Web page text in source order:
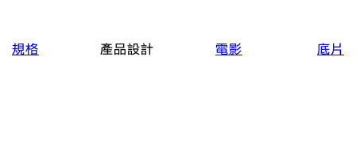
規格 產品設計 電影 底片